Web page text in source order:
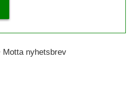
Motta nyhetsbrev